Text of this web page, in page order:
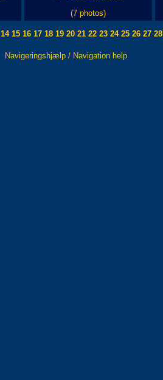
(7 photos)
1415 16 17 18 19 20 21 22 23 2425 26 27 28
Navigeringshjælp / Navigation help